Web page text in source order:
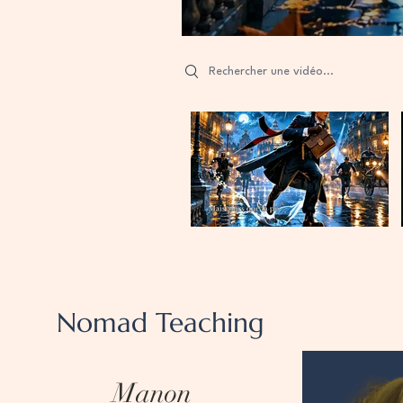
Search videos
Nomad Teaching
Manon